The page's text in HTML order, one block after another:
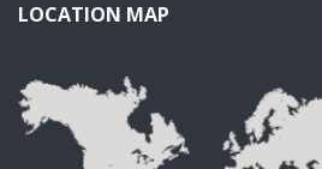
LOCATION MAP